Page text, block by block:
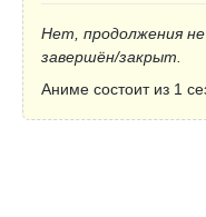
Нет, продолжения
завершён/закрыт.
Аниме состоит из 1